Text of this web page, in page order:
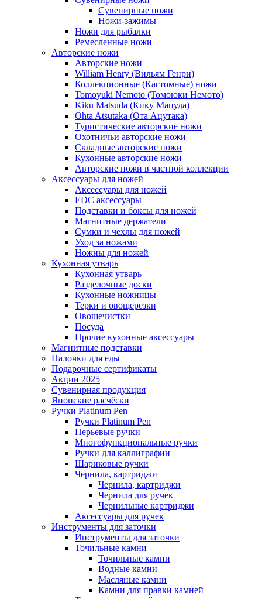
Сувенирные ножи
Ножи-зажимы
Ножи для рыбалки
Ремесленные ножи
Авторские ножи
Авторские ножи
William Henry (Вильям Генри)
Коллекционные (Кастомные) ножи
Tomoyuki Nemoto (Томоюки Немото)
Kiku Matsuda (Кику Мацуда)
Ohta Atsutaka (Ота Ацутака)
Туристические авторские ножи
Охотничьи авторские ножи
Складные авторские ножи
Кухонные авторские ножи
Авторские ножи в частной коллекции
Аксессуары для ножей
Аксессуары для ножей
EDC аксессуары
Подставки и боксы для ножей
Магнитные держатели
Сумки и чехлы для ножей
Уход за ножами
Ножны для ножей
Кухонная утварь
Кухонная утварь
Разделочные доски
Кухонные ножницы
Терки и овощерезки
Овощечистки
Посуда
Прочие кухонные аксессуары
Магнитные подставки
Палочки для еды
Подарочные сертификаты
Акции 2025
Сувенирная продукция
Японские расчёски
Ручки Platinum Pen
Ручки Platinum Pen
Перьевые ручки
Многофункциональные ручки
Ручки для каллиграфии
Шариковые ручки
Чернила, картриджи
Чернила, картриджи
Чернила для ручек
Чернильные картриджи
Аксессуары для ручек
Инструменты для заточки
Инструменты для заточки
Точильные камни
Точильные камни
Водные камни
Масляные камни
Камни для правки камней